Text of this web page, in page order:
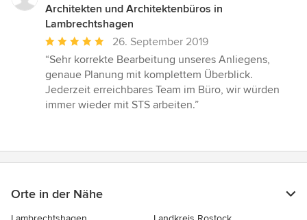
Architekten und Architektenbüros in
Lambrechtshagen
Durchschnittliche
Bewertung:
5
von
5
26. September 2019
“Sehr korrekte Bearbeitung unseres Anliegens,
genaue Planung mit komplettem Überblick.
Jederzeit erreichbares Team im Büro, wir würden
immer wieder mit STS arbeiten.”
Orte in der Nähe